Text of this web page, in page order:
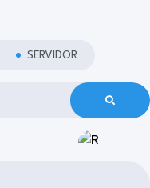
SERVIDOR